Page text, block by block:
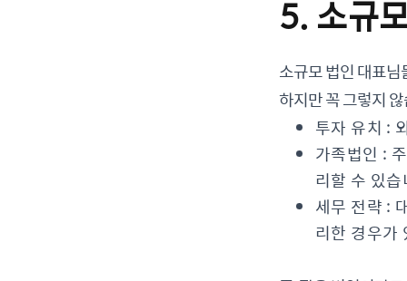
5. 소규
소규모 법인 대표
하지만 꼭 그렇지
투자 유치 :
가족법인 :
리할 수 있
세무 전략 :
리한 경우가